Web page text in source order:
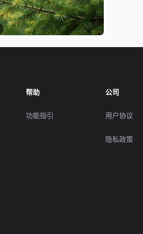
帮助
功能指引
公司
用户协议
隐私政策